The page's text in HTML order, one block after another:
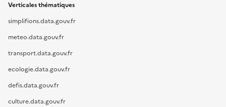
Verticales thématiques
simplifions.data.gouv.fr
meteo.data.gouv.fr
transport.data.gouv.fr
ecologie.data.gouv.fr
defis.data.gouv.fr
culture.data.gouv.fr